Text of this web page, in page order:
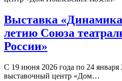
Выставка
летию Союза
России»
С 19 июня 2026 года по 24
выставочный центр «Дом…